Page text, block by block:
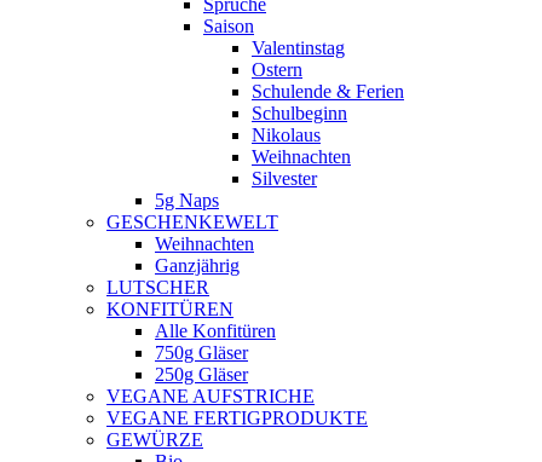
Sprüche
Saison
Valentinstag
Ostern
Schulende & Ferien
Schulbeginn
Nikolaus
Weihnachten
Silvester
5g Naps
GESCHENKEWELT
Weihnachten
Ganzjährig
LUTSCHER
KONFITÜREN
Alle Konfitüren
750g Gläser
250g Gläser
VEGANE AUFSTRICHE
VEGANE FERTIGPRODUKTE
GEWÜRZE